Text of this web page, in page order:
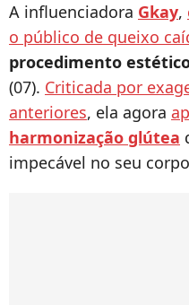
A influenciadora Gkay,
o público de queixo
procedimento
(07). Criticada por
anteriores, ela agora
harmonização glútea
impecável no seu